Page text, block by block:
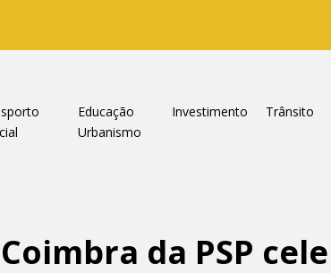
Educação Investimento
Trânsito
Urbanismo
da PSP